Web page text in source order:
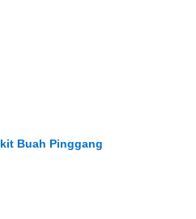
Buah Pinggang